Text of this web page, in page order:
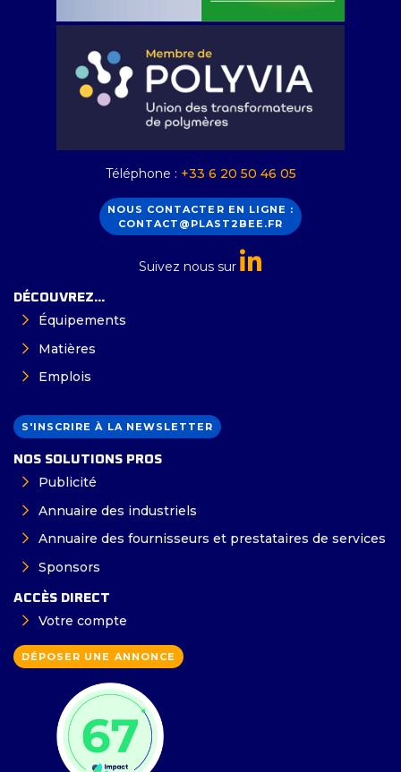
Téléphone : +33 6 20 50 46 05
NOUS CONTACTER EN LIGNE :
CONTACT@PLAST2BEE.FR
Suivez nous sur
DÉCOUVREZ...
Équipements
Matières
Emplois
S'INSCRIRE À LA NEWSLETTER
NOS SOLUTIONS PROS
Publicité
Annuaire des industriels
Annuaire des fournisseurs et prestataires de services
Sponsors
ACCÈS DIRECT
Votre compte
DÉPOSER UNE ANNONCE